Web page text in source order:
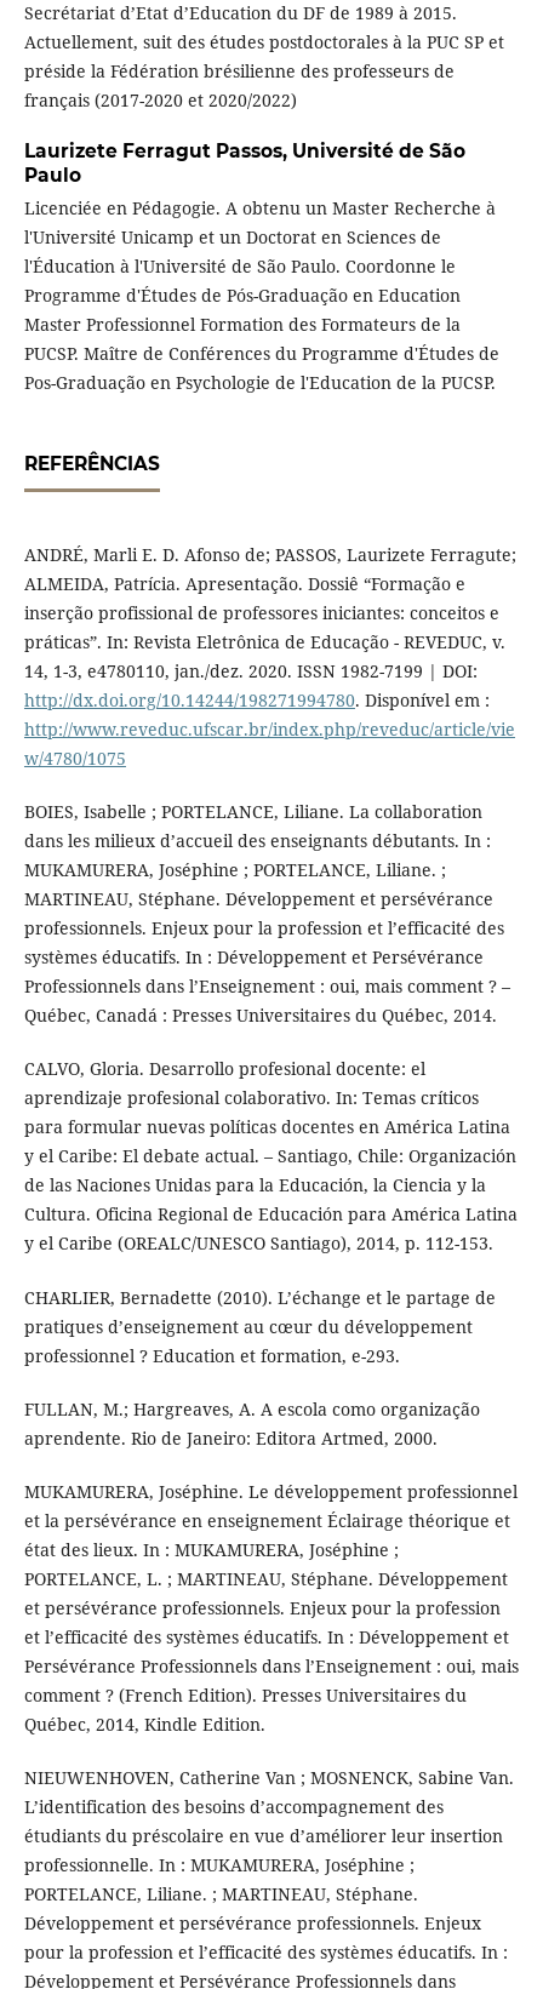
Secrétariat d’Etat d’Education du DF de 1989 à 2015.
Actuellement, suit des études postdoctorales à la PUC SP et
préside la Fédération brésilienne des professeurs de
français (2017-2020 et 2020/2022)
Laurizete Ferragut Passos, Université de São
Paulo
Licenciée en Pédagogie. A obtenu un Master Recherche à
l'Université Unicamp et un Doctorat en Sciences de
l'Éducation à l'Université de São Paulo. Coordonne le
Programme d'Études de Pós-Graduação en Education
Master Professionnel Formation des Formateurs de la
PUCSP. Maître de Conférences du Programme d'Études de
Pos-Graduação en Psychologie de l'Education de la PUCSP.
REFERÊNCIAS
ANDRÉ, Marli E. D. Afonso de; PASSOS, Laurizete Ferragute;
ALMEIDA, Patrícia. Apresentação. Dossiê “Formação e
inserção profissional de professores iniciantes: conceitos e
práticas”. In: Revista Eletrônica de Educação - REVEDUC, v.
14, 1-3, e4780110, jan./dez. 2020. ISSN 1982-7199 | DOI:
http://dx.doi.org/10.14244/198271994780. Disponível em :
http://www.reveduc.ufscar.br/index.php/reveduc/article/vie
w/4780/1075
BOIES, Isabelle ; PORTELANCE, Liliane. La collaboration
dans les milieux d’accueil des enseignants débutants. In :
MUKAMURERA, Joséphine ; PORTELANCE, Liliane. ;
MARTINEAU, Stéphane. Développement et persévérance
professionnels. Enjeux pour la profession et l’efficacité des
systèmes éducatifs. In : Développement et Persévérance
Professionnels dans l’Enseignement : oui, mais comment ? –
Québec, Canadá : Presses Universitaires du Québec, 2014.
CALVO, Gloria. Desarrollo profesional docente: el
aprendizaje profesional colaborativo. In: Temas críticos
para formular nuevas políticas docentes en América Latina
y el Caribe: El debate actual. – Santiago, Chile: Organización
de las Naciones Unidas para la Educación, la Ciencia y la
Cultura. Oficina Regional de Educación para América Latina
y el Caribe (OREALC/UNESCO Santiago), 2014, p. 112-153.
CHARLIER, Bernadette (2010). L’échange et le partage de
pratiques d’enseignement au cœur du développement
professionnel ? Education et formation, e-293.
FULLAN, M.; Hargreaves, A. A escola como organização
aprendente. Rio de Janeiro: Editora Artmed, 2000.
MUKAMURERA, Joséphine. Le développement professionnel
et la persévérance en enseignement Éclairage théorique et
état des lieux. In : MUKAMURERA, Joséphine ;
PORTELANCE, L. ; MARTINEAU, Stéphane. Développement
et persévérance professionnels. Enjeux pour la profession
et l’efficacité des systèmes éducatifs. In : Développement et
Persévérance Professionnels dans l’Enseignement : oui, mais
comment ? (French Edition). Presses Universitaires du
Québec, 2014, Kindle Edition.
NIEUWENHOVEN, Catherine Van ; MOSNENCK, Sabine Van.
L’identification des besoins d’accompagnement des
étudiants du préscolaire en vue d’améliorer leur insertion
professionnelle. In : MUKAMURERA, Joséphine ;
PORTELANCE, Liliane. ; MARTINEAU, Stéphane.
Développement et persévérance professionnels. Enjeux
pour la profession et l’efficacité des systèmes éducatifs. In :
Développement et Persévérance Professionnels dans